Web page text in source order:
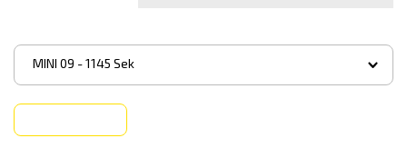
MINI 09 - 1145 Sek
▾